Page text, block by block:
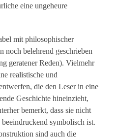
eine ungeheure
mit philosophischer
noch belehrend geschrieben
geratener Reden). Vielmehr
realistische und
die den Leser in eine
Geschichte hineinzieht,
bemerkt, dass sie nicht
symbolisch ist.
sind auch die